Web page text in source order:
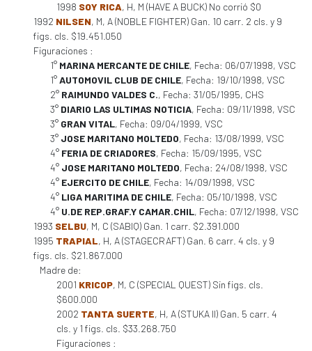
1998 SOY RICA, H, M (HAVE A BUCK) No corrió $0
1992 NILSEN, M, A (NOBLE FIGHTER) Gan. 10 carr. 2 cls. y 9
figs. cls. $19.451.050
Figuraciones :
1° MARINA MERCANTE DE CHILE, Fecha: 06/07/1998, VSC
1°AUTOMOVIL CLUB DE CHILE, Fecha: 19/10/1998, VSC
2° RAIMUNDO VALDES C., Fecha: 31/05/1995, CHS
3° DIARIO LAS ULTIMAS NOTICIA, Fecha: 09/11/1998, VSC
3° GRAN VITAL, Fecha: 09/04/1999, VSC
3° JOSE MARITANO MOLTEDO, Fecha: 13/08/1999, VSC
4° FERIA DE CRIADORES, Fecha: 15/09/1995, VSC
4° JOSE MARITANO MOLTEDO, Fecha: 24/08/1998, VSC
4° EJERCITO DE CHILE, Fecha: 14/09/1998, VSC
4° LIGA MARITIMA DE CHILE, Fecha: 05/10/1998, VSC
4° U.DE REP.GRAF.Y CAMAR.CHIL, Fecha: 07/12/1998, VSC
1993 SELBU, M, C (SABIQ) Gan. 1 carr. $2.391.000
1995 TRAPIAL, H, A (STAGECRAFT) Gan. 6 carr. 4 cls. y 9
figs. cls. $21.867.000
Madre de:
2001 KRICOP, M, C (SPECIAL QUEST) Sin figs. cls.
$600.000
2002 TANTA SUERTE, H, A (STUKA II) Gan. 5 carr. 4
cls. y 1 figs. cls. $33.268.750
Figuraciones :